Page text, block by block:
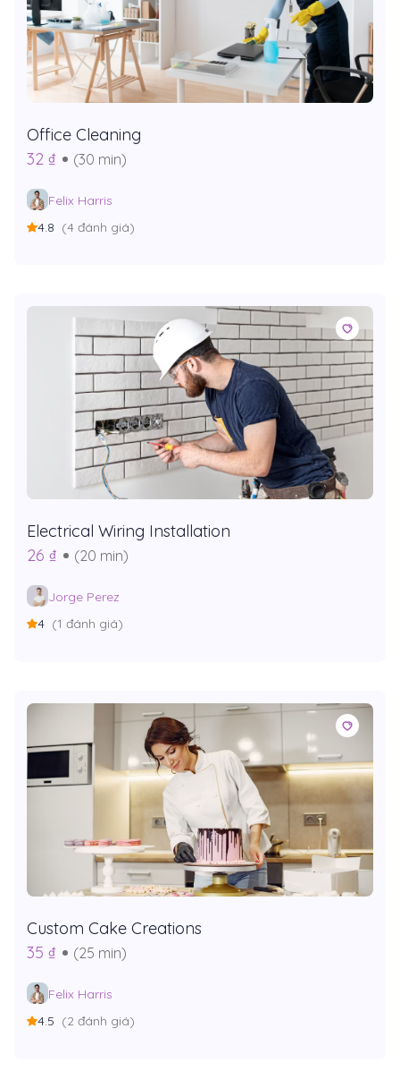
Office Cleaning
32 ₫
(30 min)
Felix Harris
4.8 (4 đánh giá)
Electrical Wiring Installation
26 ₫
(20 min)
Jorge Perez
4 (1 đánh giá)
Custom Cake Creations
35 ₫
(25 min)
Felix Harris
4.5 (2 đánh giá)